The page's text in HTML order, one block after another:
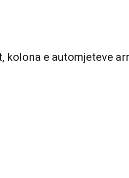
kolona e automjeteve